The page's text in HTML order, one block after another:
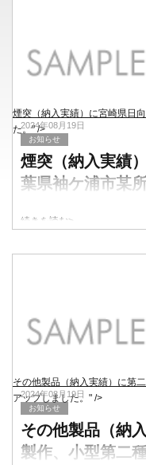
煙突（納入実績）に宮崎県日
た。" />
2024年08月19日
お知らせ
煙突（納入実績
葉県袖ケ浦市某
続きを読む>
その他製品（納入実績）に第
アップしました。" />
2024年08月19日
お知らせ
その他製品（納
製作、小型第二